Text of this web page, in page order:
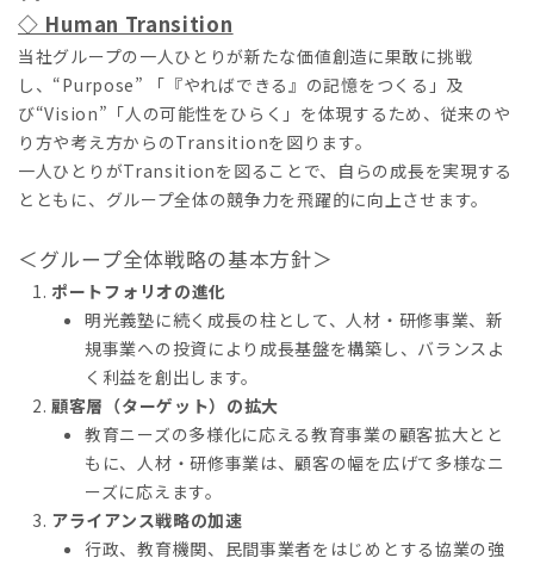
◇ Human Transition
当社グループの一人ひとりが新たな価値創造に果敢に挑戦
し、“Purpose” 「『やればできる』の記憶をつくる」及
び“Vision”「人の可能性をひらく」を体現するため、従来のや
り方や考え方からのTransitionを図ります。
一人ひとりがTransitionを図ることで、自らの成長を実現する
とともに、グループ全体の競争力を飛躍的に向上させます。
＜グループ全体戦略の基本方針＞
ポートフォリオの進化
明光義塾に続く成長の柱として、人材・研修事業、新
規事業への投資により成長基盤を構築し、バランスよ
く利益を創出します。
顧客層（ターゲット）の拡大
教育ニーズの多様化に応える教育事業の顧客拡大とと
もに、人材・研修事業は、顧客の幅を広げて多様なニ
ーズに応えます。
アライアンス戦略の加速
行政、教育機関、民間事業者をはじめとする協業の強